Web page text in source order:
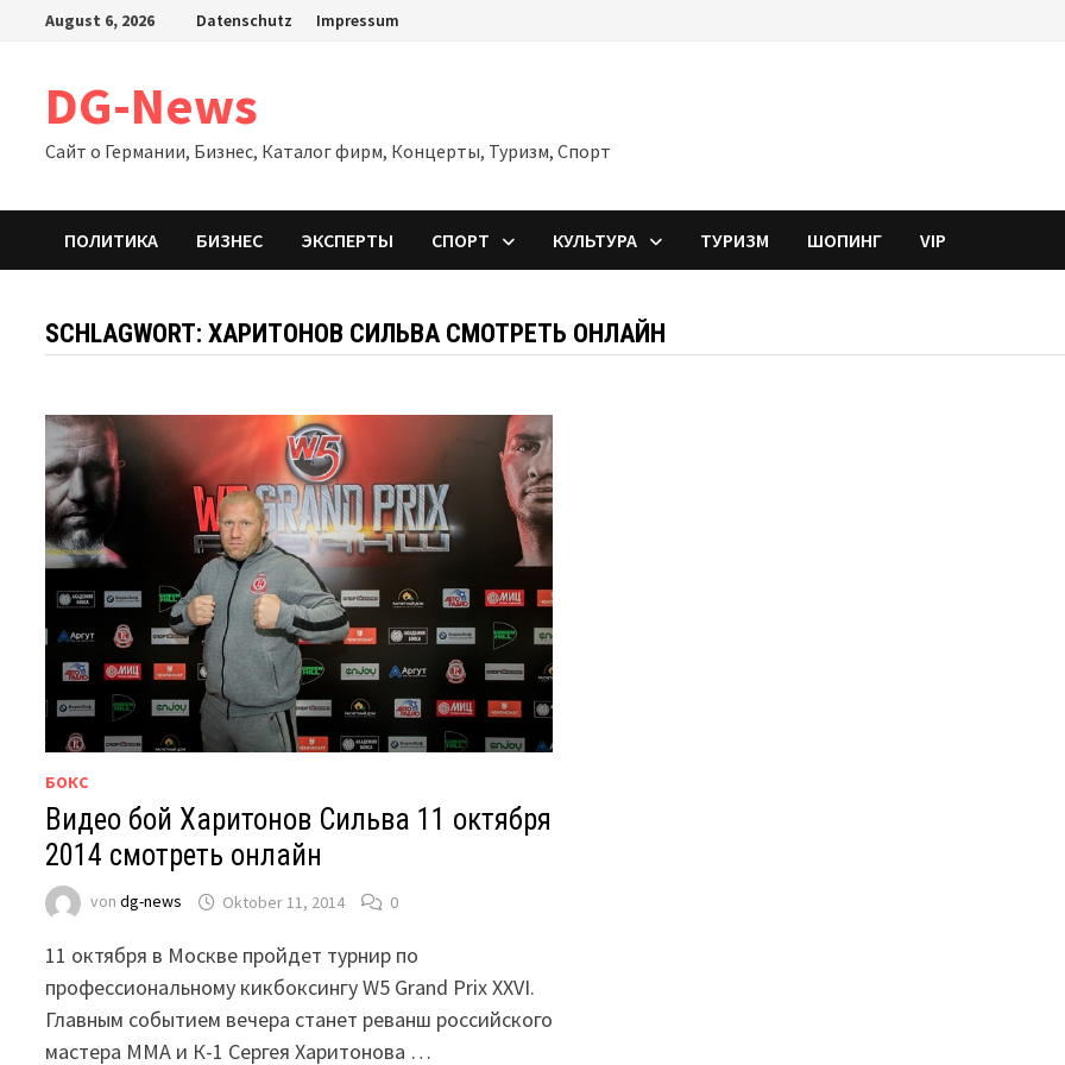
August 6, 2026 Datenschutz Impressum
DG-News
Сайт о Германии, Бизнес, Каталог фирм, Концерты, Туризм, Спорт
ПОЛИТИКА БИЗНЕС ЭКСПЕРТЫ СПОРТ КУЛЬТУРА ТУРИЗМ ШОПИНГ VIP
SCHLAGWORT:ХАРИТОНОВ СИЛЬВА СМОТРЕТЬ ОНЛАЙН
БОКС
Видео бой Харитонов Сильва 11 октября
2014 смотреть онлайн
vondg-news Oktober 11, 2014 0
11 октября в Москве пройдет турнир по
профессиональному кикбоксингу W5 Grand Prix XXVI.
Главным событием вечера станет реванш российского
мастера ММА и К-1 Сергея Харитонова …